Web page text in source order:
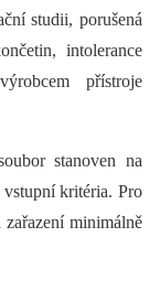
studii, porušená
intolerance
přístroje
stanoven na
kritéria. Pro
zařazení minimálně